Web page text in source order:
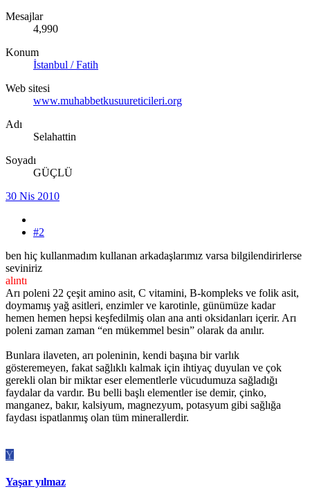
Mesajlar
4,990
Konum
İstanbul / Fatih
Web sitesi
www.muhabbetkusuureticileri.org
Adı
Selahattin
Soyadı
GÜÇLÜ
30 Nis 2010
#2
ben hiç kullanmadım kullanan arkadaşlarımız varsa bilgilendirirlerse
seviniriz
alıntı
Arı poleni 22 çeşit amino asit, C vitamini, B-kompleks ve folik asit,
doymamış yağ asitleri, enzimler ve karotinle, günümüze kadar
hemen hemen hepsi keşfedilmiş olan ana anti oksidanları içerir. Arı
poleni zaman zaman “en mükemmel besin” olarak da anılır.
Bunlara ilaveten, arı poleninin, kendi başına bir varlık
gösteremeyen, fakat sağlıklı kalmak için ihtiyaç duyulan ve çok
gerekli olan bir miktar eser elementlerle vücudumuza sağladığı
faydalar da vardır. Bu belli başlı elementler ise demir, çinko,
manganez, bakır, kalsiyum, magnezyum, potasyum gibi sağlığa
faydası ispatlanmış olan tüm minerallerdir.
Y
Yaşar yılmaz